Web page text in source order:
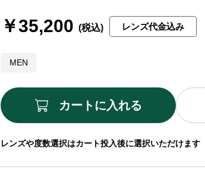
レンズや度数選択はカート投入後に選択いただけます
￥35,200 レンズ代金込み
MEN
カートに入れる